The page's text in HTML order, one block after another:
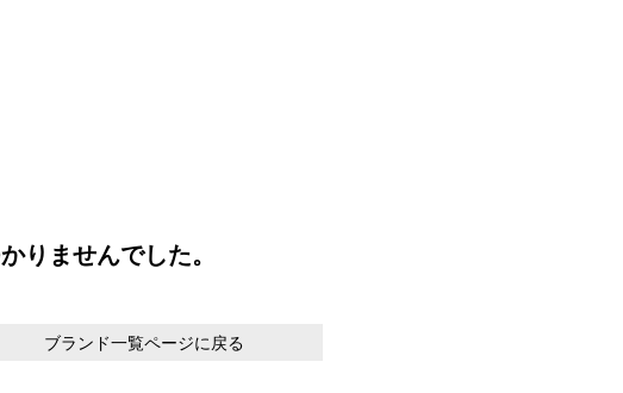
りませんでした。
ブランド一覧ページに戻る